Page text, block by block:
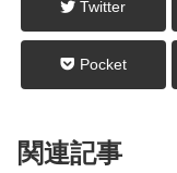
Twitter
Pocket
関連記事